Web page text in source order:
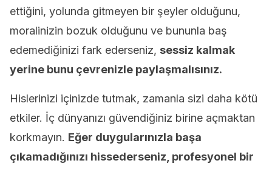
ettiğini, yolunda gitmeyen bir şeyler olduğunu,
moralinizin bozuk olduğunu ve bununla baş
edemediğinizi fark ederseniz, sessiz kalmak
yerine bunu çevrenizle paylaşmalısınız.
Hislerinizi içinizde tutmak, zamanla sizi daha kötü
etkiler. İç dünyanızı güvendiğiniz birine açmaktan
korkmayın. Eğer duygularınızla başa
çıkamadığınızı hissederseniz, profesyonel bir